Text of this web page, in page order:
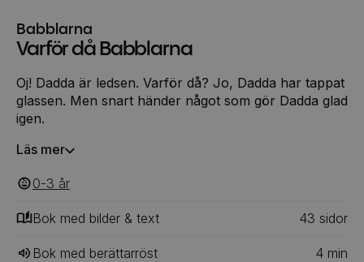
Babblarna
Varför då Babblarna
Oj! Dadda är ledsen. Varför då? Jo, Dadda har tappat
glassen. Men snart händer något som gör Dadda glad
igen.
Läs mer
0-3 ‎‎ år
Bok med bilder & text 43 ‎‎ sidor
Bok med berättarröst 4 min